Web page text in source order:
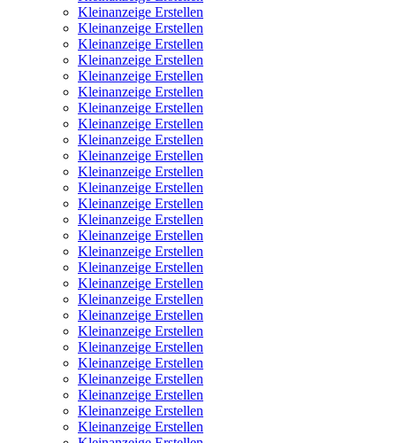
Kleinanzeige Erstellen
Kleinanzeige Erstellen
Kleinanzeige Erstellen
Kleinanzeige Erstellen
Kleinanzeige Erstellen
Kleinanzeige Erstellen
Kleinanzeige Erstellen
Kleinanzeige Erstellen
Kleinanzeige Erstellen
Kleinanzeige Erstellen
Kleinanzeige Erstellen
Kleinanzeige Erstellen
Kleinanzeige Erstellen
Kleinanzeige Erstellen
Kleinanzeige Erstellen
Kleinanzeige Erstellen
Kleinanzeige Erstellen
Kleinanzeige Erstellen
Kleinanzeige Erstellen
Kleinanzeige Erstellen
Kleinanzeige Erstellen
Kleinanzeige Erstellen
Kleinanzeige Erstellen
Kleinanzeige Erstellen
Kleinanzeige Erstellen
Kleinanzeige Erstellen
Kleinanzeige Erstellen